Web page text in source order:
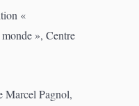
«
», Centre
Marcel Pagnol,